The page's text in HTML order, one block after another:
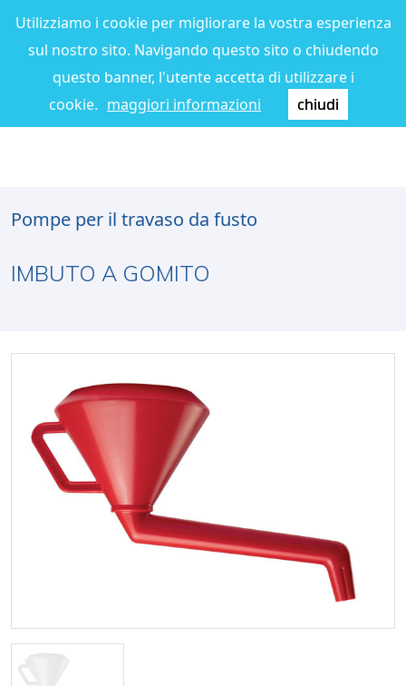
Utilizziamo i cookie per migliorare la vostra esperienza
sul nostro sito. Navigando questo sito o chiudendo
questo banner, l'utente accetta di utilizzare i
cookie. maggiori informazioni chiudi
Pompe per il travaso da fusto
IMBUTO A GOMITO